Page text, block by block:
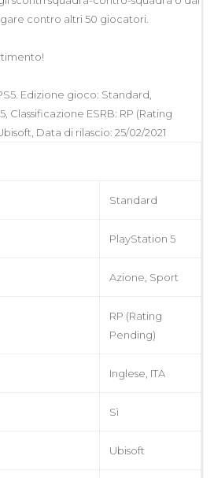
contro altri 50 giocatori.
Edizione gioco: Standard,
Classificazione ESRB: RP (Rating
Data di rilascio: 25/02/2021
Standard
PlayStation 5
Azione, Sport
RP (Rating
Pending)
Inglese, ITA
Sì
Ubisoft